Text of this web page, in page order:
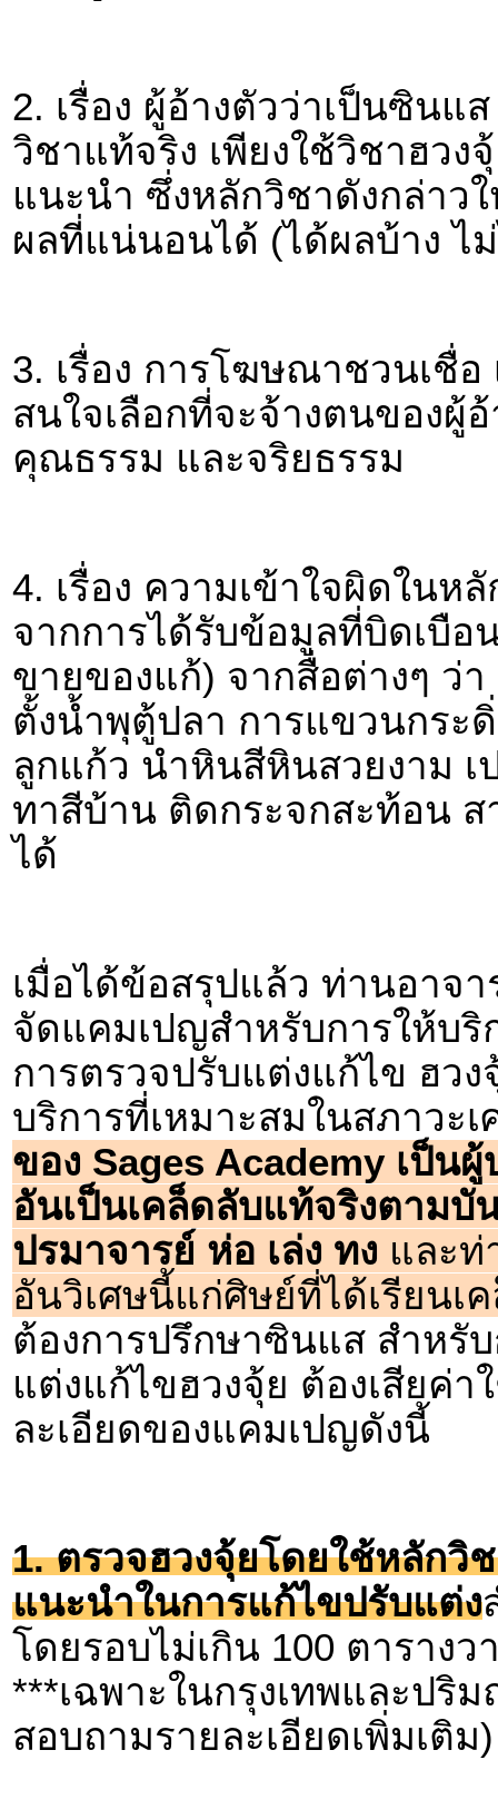
2. เรื่อง ผู้อ้างตัวว่าเป็นซินแ
วิชาแท้จริง เพียงใช้วิชาฮวง
แนะนำ ซึ่งหลักวิชาดังกล่าว
ผลที่แน่นอนได้ (ได้ผลบ้าง ไ
3. เรื่อง การโฆษณาชวนเชื่อ
สนใจเลือกที่จะจ้างตนของผู้
คุณธรรม และจริยธรรม
4. เรื่อง ความเข้าใจผิดในห
จากการได้รับข้อมูลที่บิดเบือ
ขายของแก้) จากสื่อต่างๆ ว่
ตั้งน้ำพุตู้ปลา การแขวนกระ
ลูกแก้ว นำหินสีหินสวยงาม
ทาสีบ้าน ติดกระจกสะท้อน ส
ได้
เมื่อได้ข้อสรุปแล้ว ท่านอาจา
จัดแคมเปญสำหรับการให้บริ
การตรวจปรับแต่งแก้ไข ฮว
บริการที่เหมาะสมในสภาวะ
ของ Sages Academy เป็น
อันเป็นเคล็ดลับแท้จริงตามบั
ปรมาจารย์ ห่อ เล่ง ทง และท่
อันวิเศษนี้แก่ศิษย์ที่ได้เรียนเ
ต้องการปรึกษาซินแส สำหรั
แต่งแก้ไขฮวงจุ้ย ต้องเสียค่า
ละเอียดของแคมเปญดังนี้
1. ตรวจฮวงจุ้ยโดยใช้หลัก
แนะนำในการแก้ไขปรับแต่ง
โดยรอบไม่เกิน 100 ตารางว
***เฉพาะในกรุงเทพและป
สอบถามรายละเอียดเพิ่มเติม)